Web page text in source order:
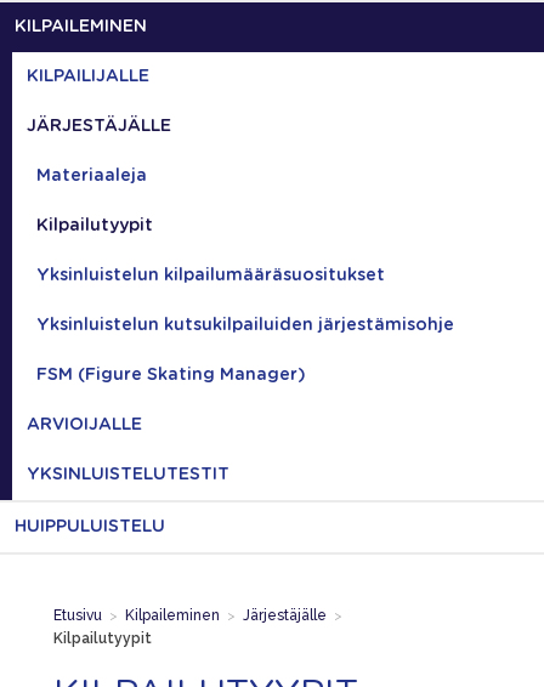
KILPAILEMINEN
KILPAILIJALLE
JÄRJESTÄJÄLLE
Materiaaleja
Kilpailutyypit
Yksinluistelun kilpailumääräsuositukset
Yksinluistelun kutsukilpailuiden järjestämisohje
FSM (Figure Skating Manager)
ARVIOIJALLE
YKSINLUISTELUTESTIT
HUIPPULUISTELU
Etusivu > Kilpaileminen > Järjestäjälle >
Kilpailutyypit